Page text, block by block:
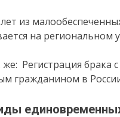
из
на региональном
Регистрация брака с
гражданином в